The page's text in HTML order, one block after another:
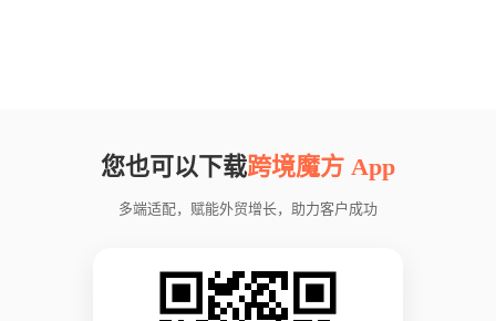
您也可以下载跨境魔方 App
多端适配，赋能外贸增长，助力客户成功